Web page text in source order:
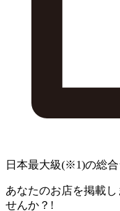
日本最大級(※1)の総
あなたのお店を掲載し
せんか？!